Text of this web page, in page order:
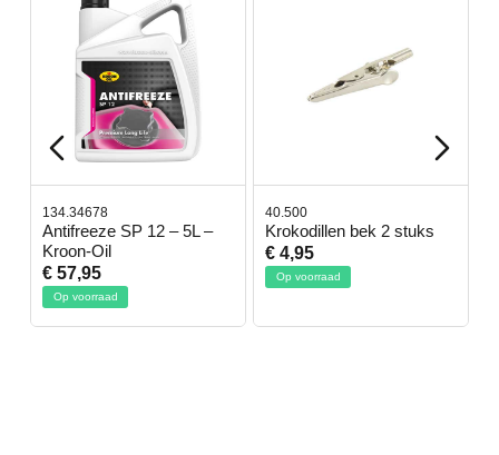
134.34678
Antifreeze SP 12 – 5L –
Kroon-Oil
€ 57,95
Op voorraad
40.500
Krokodillen bek 2 stuks
€ 4,95
Op voorraad